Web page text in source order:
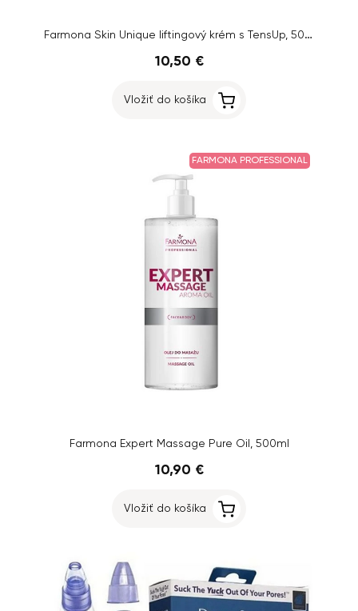
Farmona Skin Unique liftingový krém s TensUp, 50ml
10,50 €
Vložiť do košíka
FARMONA PROFESSIONAL
Farmona Expert Massage Pure Oil, 500ml
10,90 €
Vložiť do košíka